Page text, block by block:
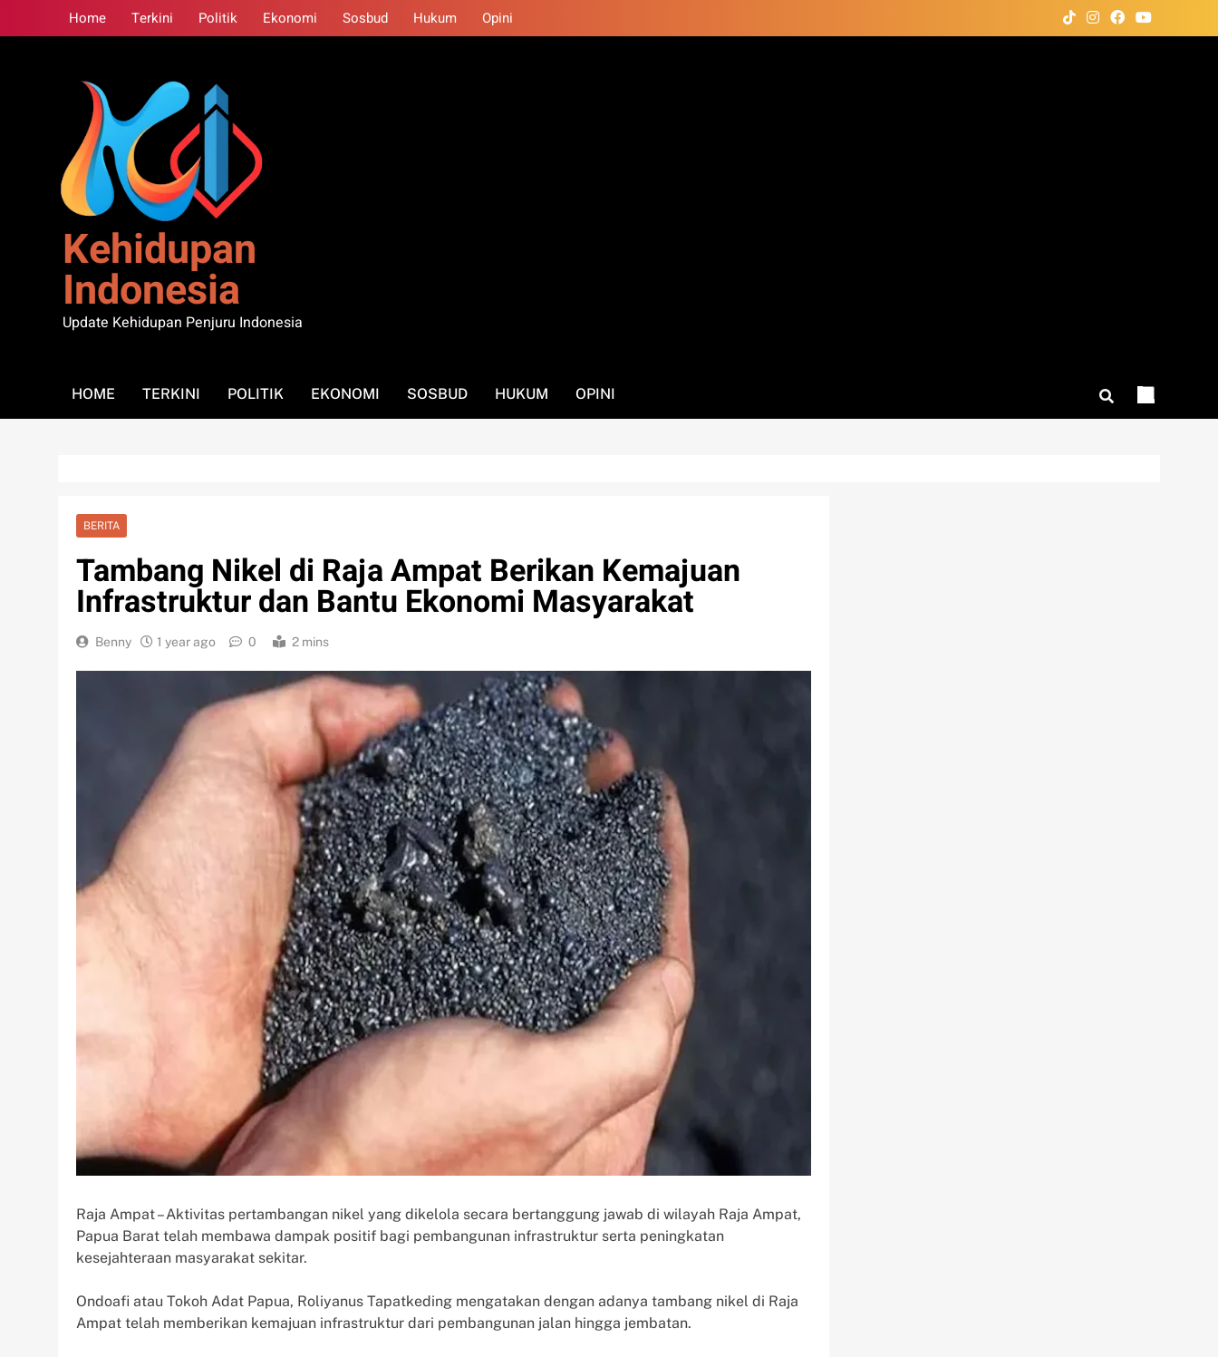
to
Home Terkini Politik Ekonomi Sosbud Hukum Opini
Kehidupan
Indonesia
Update Kehidupan Penjuru Indonesia
HOME TERKINI POLITIK EKONOMI SOSBUD HUKUM OPINI
BERITA
Tambang Nikel di Raja Ampat Berikan Kemajuan
Infrastruktur dan Bantu Ekonomi Masyarakat
Benny 1 year ago 0 2 mins
Raja Ampat – Aktivitas pertambangan nikel yang dikelola secara bertanggung jawab di wilayah Raja Ampat,
Papua Barat telah membawa dampak positif bagi pembangunan infrastruktur serta peningkatan
kesejahteraan masyarakat sekitar.
Ondoafi atau Tokoh Adat Papua, Roliyanus Tapatkeding mengatakan dengan adanya tambang nikel di Raja
Ampat telah memberikan kemajuan infrastruktur dari pembangunan jalan hingga jembatan.